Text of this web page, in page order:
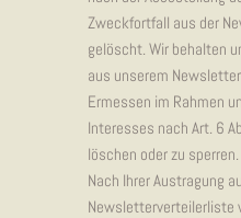
Zweckfortfall aus der
gelöscht. Wir behalten
aus unserem
Ermessen im Rahmen
Interesses nach Art. 6
löschen oder zu sperren.
Nach Ihrer Austragung
Newsletterverteilerliste